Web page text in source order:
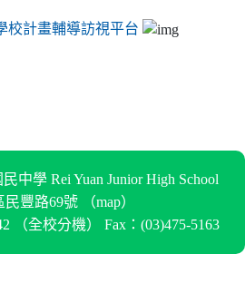
校計畫輔導訪視平台
中學 Rei Yuan Junior High School
民豐路69號 （map）
（全校分機） Fax：(03)475-5163